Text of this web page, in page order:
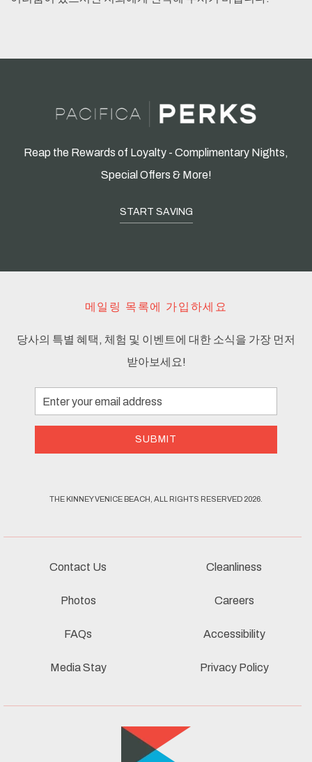
Reap the Rewards of Loyalty - Complimentary Nights,
Special Offers & More!
START SAVING
Contact Us
Photos
FAQs
Media Stay
Cleanliness
Careers
Accessibility
Privacy Policy
메일링 목록에 가입하세요
당사의 특별 혜택, 체험 및 이벤트에 대한 소식을 가장 먼저
받아보세요!
Email
Address
SUBMIT
THE KINNEY VENICE BEACH, ALL RIGHTS RESERVED 2026.